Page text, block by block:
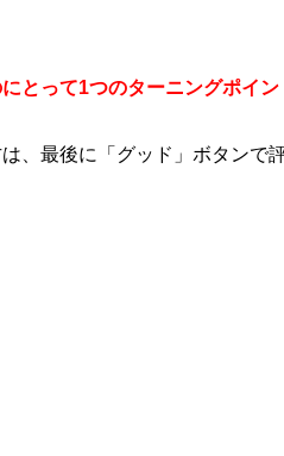
とって1つのターニングポイン
、最後に「グッド」ボタンで